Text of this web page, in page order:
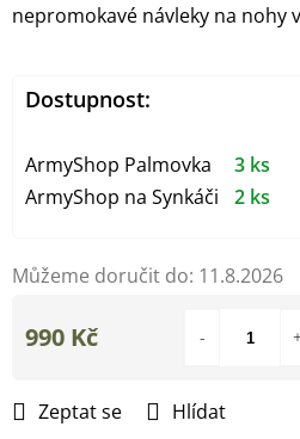
Můžeme doručit do: 11.8.2026
nepromokavé návleky na nohy
Zeptat se Hlídat
990 Kč
Dostupnost:
ArmyShop Palmovka
3 ks
ArmyShop na Synkáči
2 ks